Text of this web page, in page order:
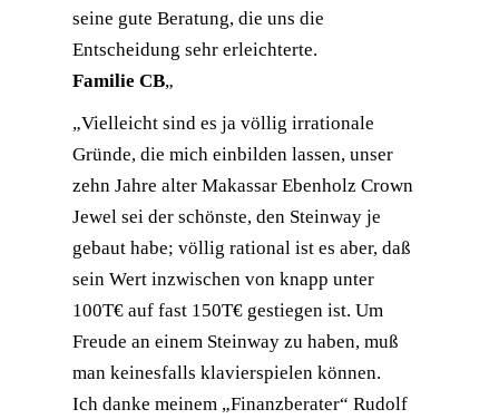
seine gute Beratung, die uns die
Entscheidung sehr erleichterte.
Familie CB„
„Vielleicht sind es ja völlig irrationale
Gründe, die mich einbilden lassen, unser
zehn Jahre alter Makassar Ebenholz Crown
Jewel sei der schönste, den Steinway je
gebaut habe; völlig rational ist es aber, daß
sein Wert inzwischen von knapp unter
100T€ auf fast 150T€ gestiegen ist. Um
Freude an einem Steinway zu haben, muß
man keinesfalls klavierspielen können.
Ich danke meinem „Finanzberater“ Rudolf